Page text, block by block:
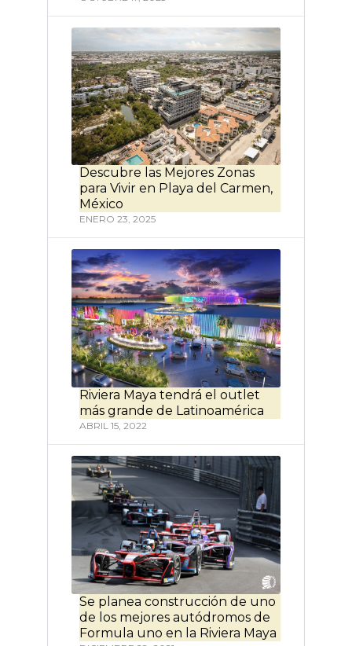
Descubre las Mejores Zonas
para Vivir en Playa del Carmen,
México
ENERO 23, 2025
Riviera Maya tendrá el outlet
más grande de Latinoamérica
ABRIL 15, 2022
Se planea construcción de uno
de los mejores autódromos de
Formula uno en la Riviera Maya